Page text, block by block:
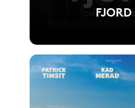
FJORD
PALME D'OR du FESTIVAL
Voir la fiche du